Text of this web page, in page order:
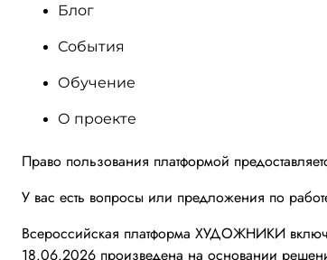
Блог
События
Обучение
О проекте
Право пользования платформой
У вас есть вопросы или предложения по
Всероссийская платформа ХУДОЖНИКИ
18.06.2026 произведена на основании